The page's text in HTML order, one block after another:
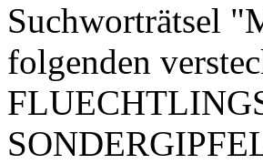
Suchworträtsel
folgenden